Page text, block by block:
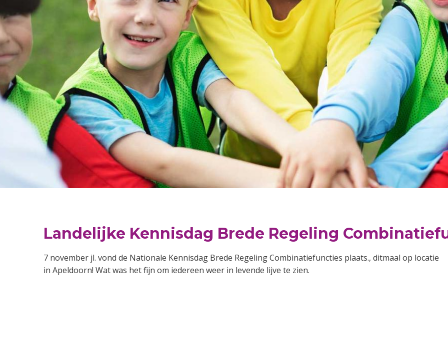
Veelgestelde vragen
Community of Practice
Buurtsportcoach
Kompas
Landelijke Kennisdag Brede Regeling
7 november jl. vond de Nationale Kennisdag Brede Regeling Combinatiefuncties plaats., ditmaal op locatie
in Apeldoorn! Wat was het fijn om iedereen weer in levende lijve te zien.